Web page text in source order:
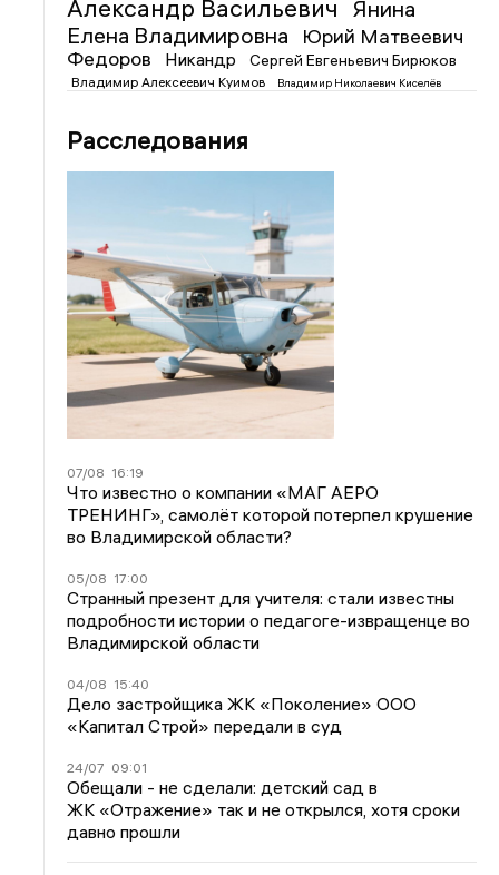
Александр Васильевич
Янина
Елена Владимировна
Юрий Матвеевич
Федоров
Никандр Сергей Евгеньевич Бирюков
Владимир Алексеевич Куимов Владимир Николаевич Киселёв
Расследования
07/08 16:19
Что известно о компании «МАГ АЕРО
ТРЕНИНГ», самолёт которой потерпел крушение
во Владимирской области?
05/08 17:00
Странный презент для учителя: стали известны
подробности истории о педагоге-извращенце во
Владимирской области
04/08 15:40
Дело застройщика ЖК «Поколение» ООО
«Капитал Строй» передали в суд
24/07 09:01
Обещали - не сделали: детский сад в
ЖК «Отражение» так и не открылся, хотя сроки
давно прошли